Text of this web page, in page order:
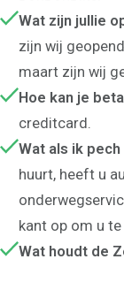
Wat zijn jullie
zijn wij
maart zijn wij
Hoe kan je
creditcard.
Wat als ik
huurt, heeft u
kant op om u te
Wat houdt de